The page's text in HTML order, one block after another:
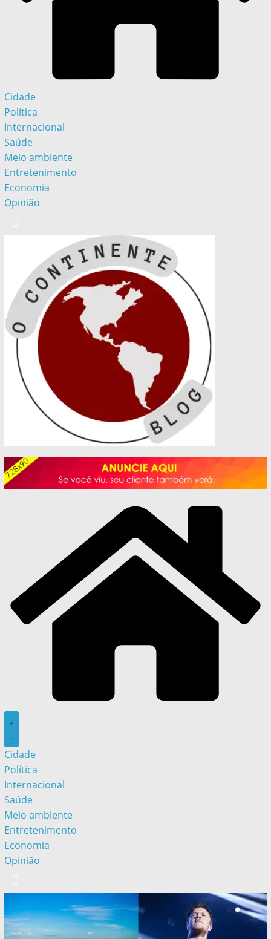
Cidade
Política
Internacional
Saúde
Meio ambiente
Entretenimento
Economia
Opinião
Cidade
Política
Internacional
Saúde
Meio ambiente
Entretenimento
Economia
Opinião